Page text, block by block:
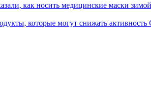
как носить медицинские маски зимой
которые могут снижать